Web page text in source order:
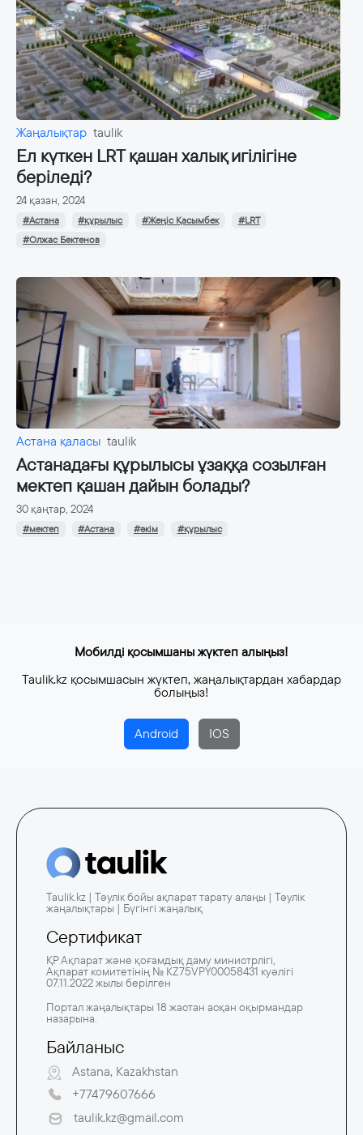
Жаңалықтар taulik
Ел күткен LRT қашан халық игілігіне
беріледі?
24 қазан, 2024
#Астана #құрылыс #Жеңіс Қасымбек
#LRT
#Олжас Бектенов
Астана қаласы taulik
Астанадағы құрылысы ұзаққа созылған
мектеп қашан дайын болады?
30 қаңтар, 2024
#мектеп #Астана #әкім #құрылыс
Мобилді қосымшаны жүктеп алыңыз!
Taulik.kz қосымшасын жүктеп, жаңалықтардан хабардар
болыңыз!
Android IOS
Taulik.kz | Тәулік бойы ақпарат тарату алаңы | Тәулік
жаңалықтары | Бүгінгі жаңалық
Сертификат
ҚР Ақпарат және қоғамдық даму министрлігі,
Ақпарат комитетінің № KZ75VPY00058431 куәлігі
07.11.2022 жылы берілген
Портал жаңалықтары 18 жастан асқан оқырмандар
назарына.
Байланыс
Astana, Kazakhstan
+77479607666
taulik.kz@gmail.com